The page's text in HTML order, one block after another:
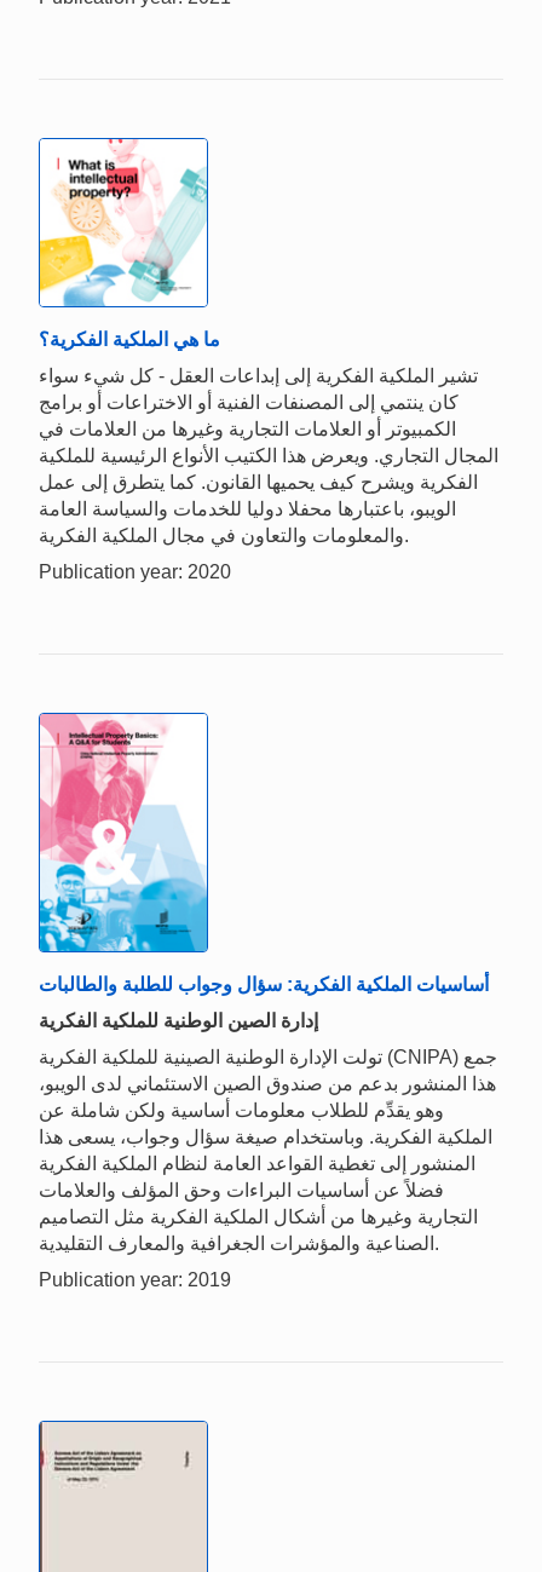
ما هي الملكية الفكرية؟
تشير الملكية الفكرية إلى إبداعات العقل - كل شيء سواء
كان ينتمي إلى المصنفات الفنية أو الاختراعات أو برامج
الكمبيوتر أو العلامات التجارية وغيرها من العلامات في
المجال التجاري. ويعرض هذا الكتيب الأنواع الرئيسية للملكية
الفكرية ويشرح كيف يحميها القانون. كما يتطرق إلى عمل
الويبو، باعتبارها محفلا دوليا للخدمات والسياسة العامة
والمعلومات والتعاون في مجال الملكية الفكرية.
Publication year: 2020
أساسيات الملكية الفكرية: سؤال وجواب للطلبة والطالبات
إدارة الصين الوطنية للملكية الفكرية
تولت الإدارة الوطنية الصينية للملكية الفكرية (CNIPA) جمع
هذا المنشور بدعم من صندوق الصين الاستئماني لدى الويبو،
وهو يقدِّم للطلاب معلومات أساسية ولكن شاملة عن
الملكية الفكرية. وباستخدام صيغة سؤال وجواب، يسعى هذا
المنشور إلى تغطية القواعد العامة لنظام الملكية الفكرية
فضلاً عن أساسيات البراءات وحق المؤلف والعلامات
التجارية وغيرها من أشكال الملكية الفكرية مثل التصاميم
الصناعية والمؤشرات الجغرافية والمعارف التقليدية.
Publication year: 2019